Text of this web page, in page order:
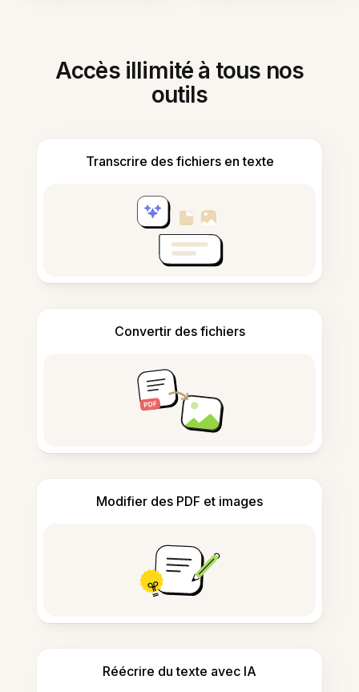
Accès illimité à tous nos
outils
Transcrire des fichiers en texte
Convertir des fichiers
Modifier des PDF et images
Réécrire du texte avec IA